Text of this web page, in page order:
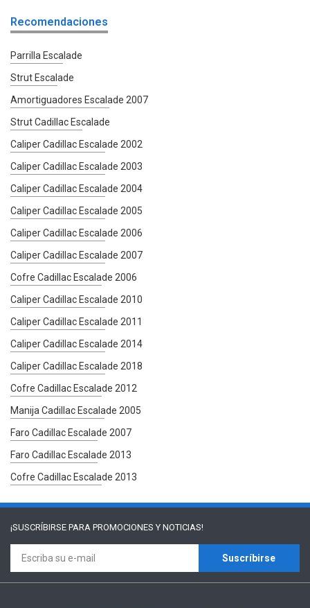
Recomendaciones
Parrilla Escalade
Strut Escalade
Amortiguadores Escalade 2007
Strut Cadillac Escalade
Caliper Cadillac Escalade 2002
Caliper Cadillac Escalade 2003
Caliper Cadillac Escalade 2004
Caliper Cadillac Escalade 2005
Caliper Cadillac Escalade 2006
Caliper Cadillac Escalade 2007
Cofre Cadillac Escalade 2006
Caliper Cadillac Escalade 2010
Caliper Cadillac Escalade 2011
Caliper Cadillac Escalade 2014
Caliper Cadillac Escalade 2018
Cofre Cadillac Escalade 2012
Manija Cadillac Escalade 2005
Faro Cadillac Escalade 2007
Faro Cadillac Escalade 2013
Cofre Cadillac Escalade 2013
¡SUSCRÍBIRSE PARA PROMOCIONES Y NOTICIAS!
Suscríbirse